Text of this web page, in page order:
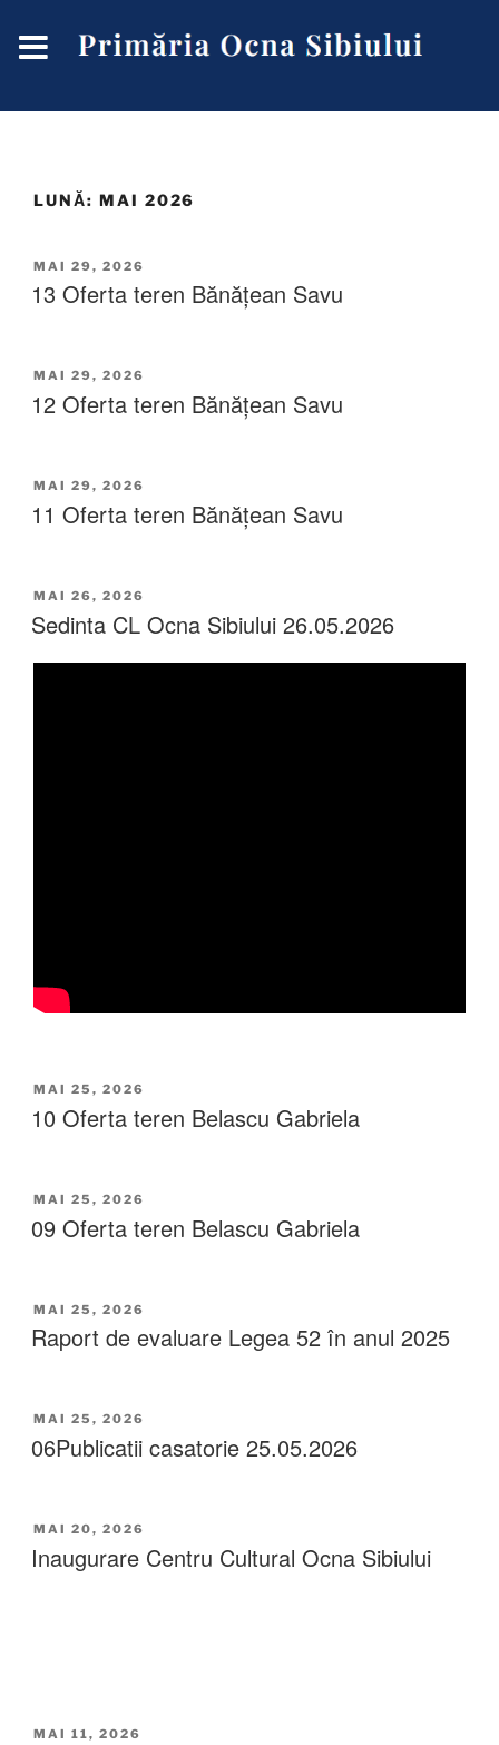
LUNĂ: MAI 2026
MAI 29, 2026
13 Oferta teren Bănățean Savu
MAI 29, 2026
12 Oferta teren Bănățean Savu
MAI 29, 2026
11 Oferta teren Bănățean Savu
MAI 26, 2026
Sedinta CL Ocna Sibiului 26.05.2026
MAI 25, 2026
10 Oferta teren Belascu Gabriela
MAI 25, 2026
09 Oferta teren Belascu Gabriela
MAI 25, 2026
Raport de evaluare Legea 52 în anul 2025
MAI 25, 2026
06Publicatii casatorie 25.05.2026
MAI 20, 2026
Inaugurare Centru Cultural Ocna Sibiului
MAI 11, 2026